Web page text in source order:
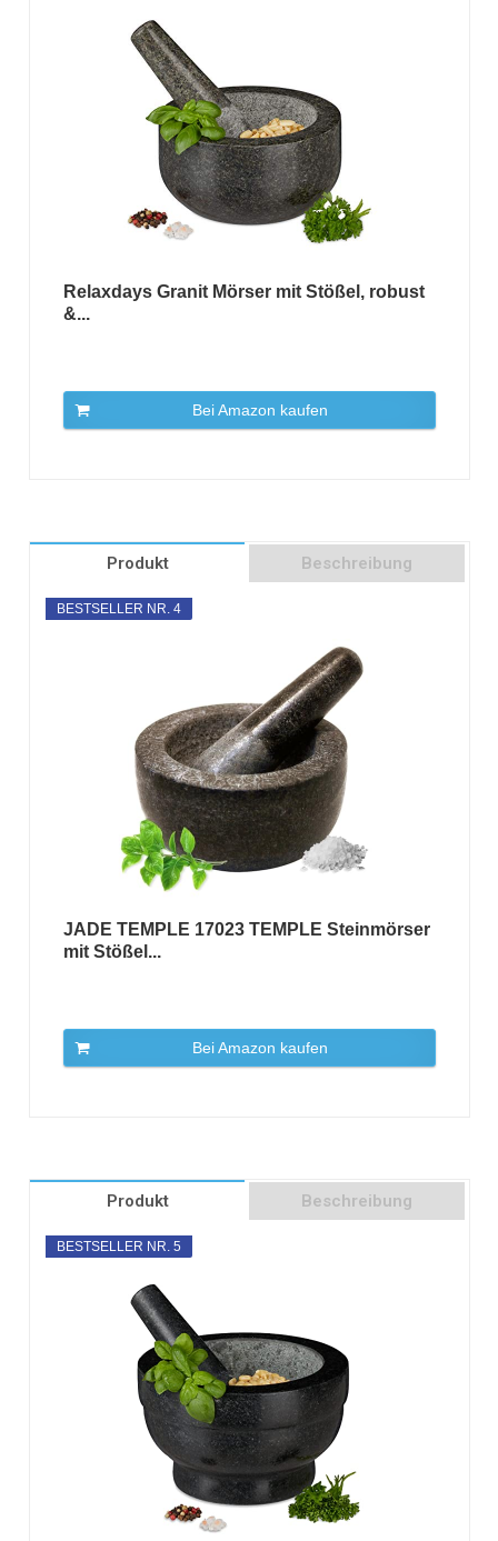
Relaxdays Granit Mörser mit Stößel, robust
&...
Bei Amazon kaufen
Produkt Beschreibung
BESTSELLER NR. 4
JADE TEMPLE 17023 TEMPLE Steinmörser
mit Stößel...
Bei Amazon kaufen
Produkt Beschreibung
BESTSELLER NR. 5